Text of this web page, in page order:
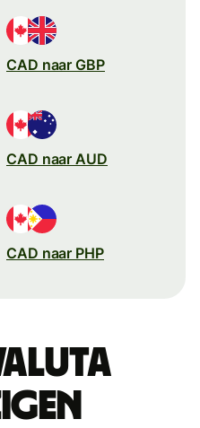
CAD naar GBP
CAD naar AUD
CAD naar PHP